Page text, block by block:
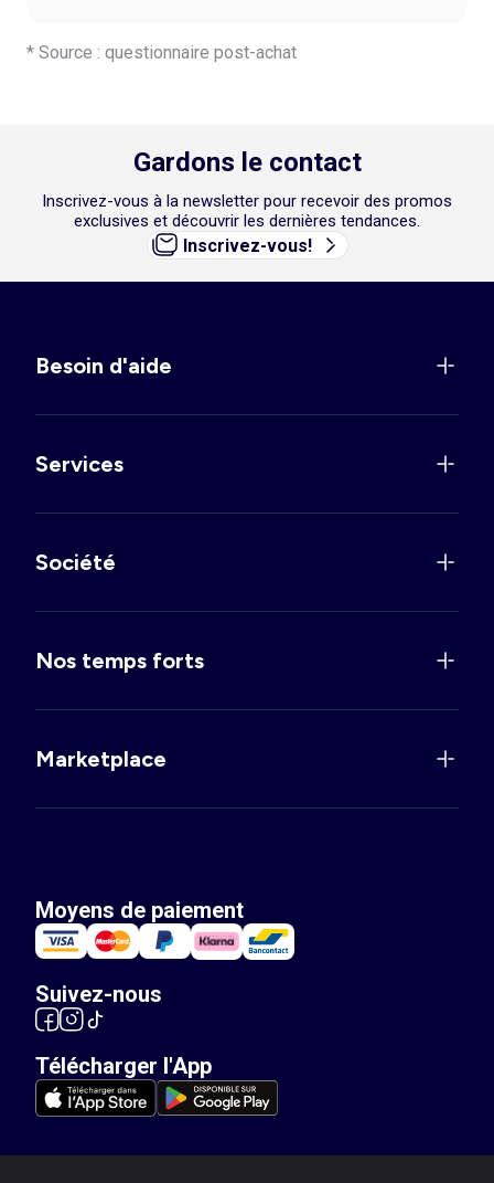
* Source : questionnaire post-achat
Gardons le contact
Inscrivez-vous à la newsletter pour recevoir des promos
exclusives et découvrir les dernières tendances.
Inscrivez-vous!
Besoin d'aide
Services
Société
Nos temps forts
Marketplace
Moyens de paiement
Suivez-nous
Télécharger l'App